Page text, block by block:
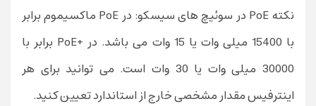
نکته PoE در سوئیچ های سیسکو: در PoE ماکسیموم برابر
با 15400 میلی وات یا 15 وات می باشد. در +PoE برابر با
30000 میلی وات یا 30 وات است. می توانید برای هر
اینترفیس مقدار مشخصی خارج از استاندارد تعیین کنید.